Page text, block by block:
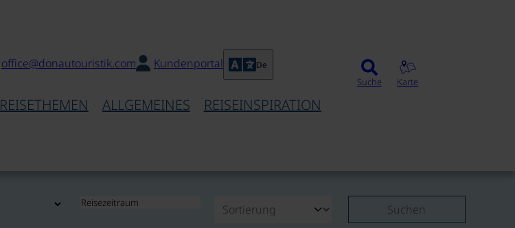
office@donautouristik.com Kundenportal De
REISETHEMEN ALLGEMEINES REISEINSPIRATION
Suche Karte
Suchen